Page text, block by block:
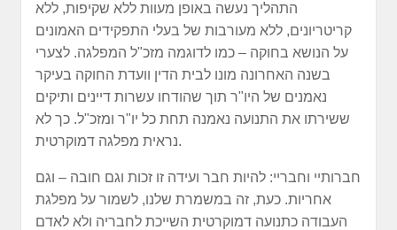
התהליך נעשה באופן מעוות ללא שקיפות, ללא
קריטריונים, ללא מעורבות של בעלי התפקידים האמונים
על הנושא בחוקה – כמו לדוגמה מזכ"ל המפלגה. לצערי
בשנה האחרונה מונו לבית הדין וועדת החוקה בעיקר
נאמנים של היו"ר תוך שהודחו עשרות דיינים ותיקים
ששירתו את התנועה נאמנה תחת כל יו"ר ומזכ"ל. כך לא
נראית מפלגה דמוקרטית.
חברותיי וחבריי: להיות חבר ועידה זו זכות וגם חובה – וגם
אחריות. כעת, זה במשמרת שלנו, לשמור על מפלגת
העבודה כתנועה דמוקרטית השייכת לחבריה ולא לאדם